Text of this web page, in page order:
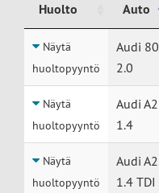
Huolto Auto
Huolto
Auto
Näytä
huoltopyyntö
Audi 80
2.0
Näytä
huoltopyyntö
Audi A2
1.4
Näytä
huoltopyyntö
Audi A2
1.4 TDI